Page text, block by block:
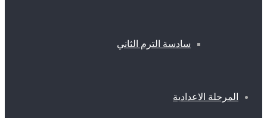
سادسة الترم الثاني
المرحلة الاعدادية